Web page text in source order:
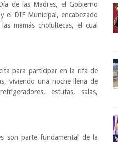
de las Madres, el Gobierno
el DIF Municipal, encabezado
mamás cholultecas, el cual
para participar en la rifa de
viviendo una noche llena de
estufas, salas,
son parte fundamental de la